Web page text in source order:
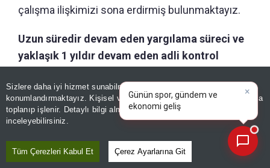
Sizlere daha iyi hizmet sunabilmek adına sitemizde
konumlandırmaktayız. Kişisel verileriniz, KVKK ve GDPR kapsamında
toplanıp işlenir. Detaylı bilgi almak içinAydınlatma Metnimizi
inceleyebilirsiniz.
Tüm Çerezleri Kabul Et Çerez Ayarlarına Git
çalışma ilişkimizi sona erdirmiş bulunmaktayız.
Uzun süredir devam eden yargılama süreci ve
yaklaşık 1 yıldır devam eden adli kontrol
yürütülme biçiminden duyduğum
memnuniyetsizlik ile süreç içerisinde oluşan
mesleki güven kaybı, bu kararımda belirleyici
olmuştur.
×
Günün spor, gündem ve
ekonomi gelişmelerini analiz
edin!|